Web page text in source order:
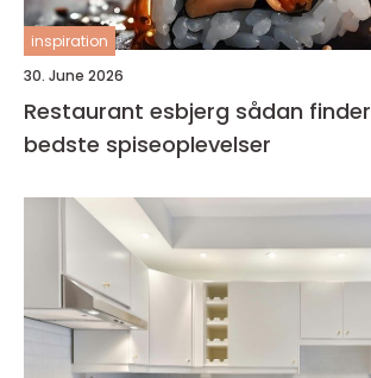
inspiration
30. June 2026
Restaurant esbjerg sådan finder du de
bedste spiseoplevelser